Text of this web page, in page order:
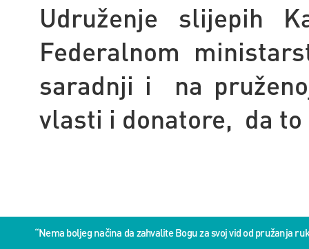
Udruženje slijepih
Federalnom
saradnji i na
vlasti i donatore, da to
“Nema boljeg načina da zahvalite Bogu za svoj vid od pružanja